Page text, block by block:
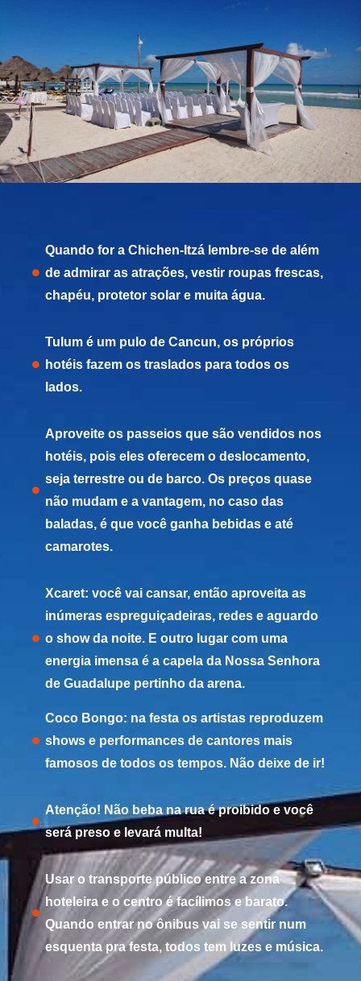
Quando for a Chichen-Itzá lembre-se de além
de admirar as atrações, vestir roupas frescas,
chapéu, protetor solar e muita água.
Tulum é um pulo de Cancun, os próprios
hotéis fazem os traslados para todos os
lados.
Aproveite os passeios que são vendidos nos
hotéis, pois eles oferecem o deslocamento,
seja terrestre ou de barco. Os preços quase
não mudam e a vantagem, no caso das
baladas, é que você ganha bebidas e até
camarotes.
Xcaret: você vai cansar, então aproveita as
inúmeras espreguiçadeiras, redes e aguardo
o show da noite. E outro lugar com uma
energia imensa é a capela da Nossa Senhora
de Guadalupe pertinho da arena.
Coco Bongo: na festa os artistas reproduzem
shows e performances de cantores mais
famosos de todos os tempos. Não deixe de ir!
Atenção! Não beba na rua é proibido e você
será preso e levará multa!
Usar o transporte público entre a zona
hoteleira e o centro é facílimos e barato.
Quando entrar no ônibus vai se sentir num
esquenta pra festa, todos tem luzes e música.